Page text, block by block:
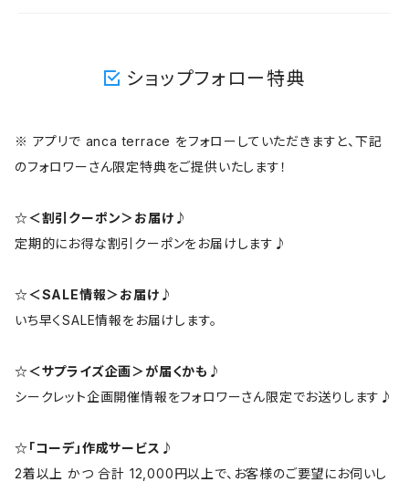
ショップフォロー特典
※ アプリで anca terrace をフォローしていただきますと、下記
のフォロワーさん限定特典をご提供いたします！
☆＜割引クーポン＞お届け♪
定期的にお得な割引クーポンをお届けします♪
☆＜SALE情報＞お届け♪
いち早くSALE情報をお届けします。
☆＜サプライズ企画＞が届くかも♪
シークレット企画開催情報をフォロワーさん限定でお送りします♪
☆「コーデ」作成サービス♪
2着以上 かつ 合計 12,000円以上で、お客様のご要望にお伺いし